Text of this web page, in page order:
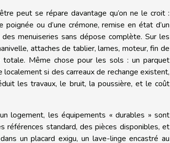
peut se répare davantage qu’on ne le croit :
ou d’une crémone, remise en état d’un
menuiseries sans dépose complète. Sur les
attaches de tablier, lames, moteur, fin de
totale. Même chose pour les sols : un parquet
si des carreaux de rechange existent,
les travaux, le bruit, la poussière, et le coût
logement, les équipements « durables » sont
références standard, des pièces disponibles, et
un placard exigu, un lave-linge encastré au